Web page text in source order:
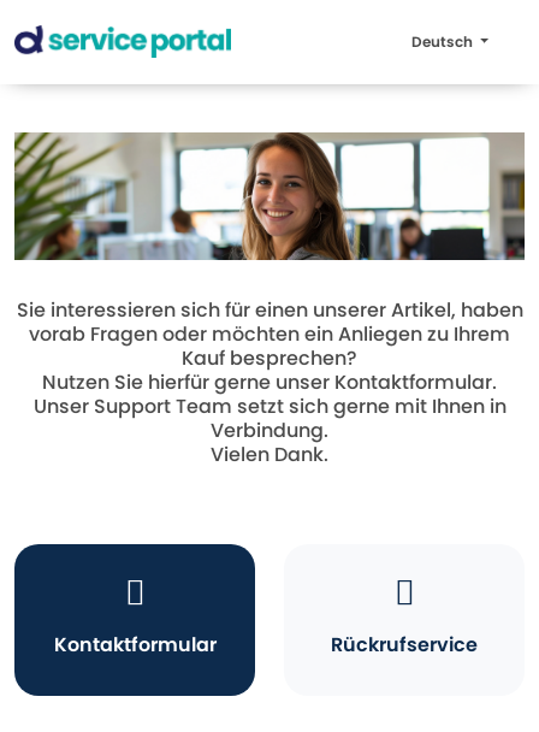
Deutsch
Sie interessieren sich für einen unserer Artikel, haben
vorab Fragen oder möchten ein Anliegen zu Ihrem
Kauf besprechen?
Nutzen Sie hierfür gerne unser Kontaktformular.
Unser Support Team setzt sich gerne mit Ihnen in
Verbindung.
Vielen Dank.
Kontaktformular Rückrufservice